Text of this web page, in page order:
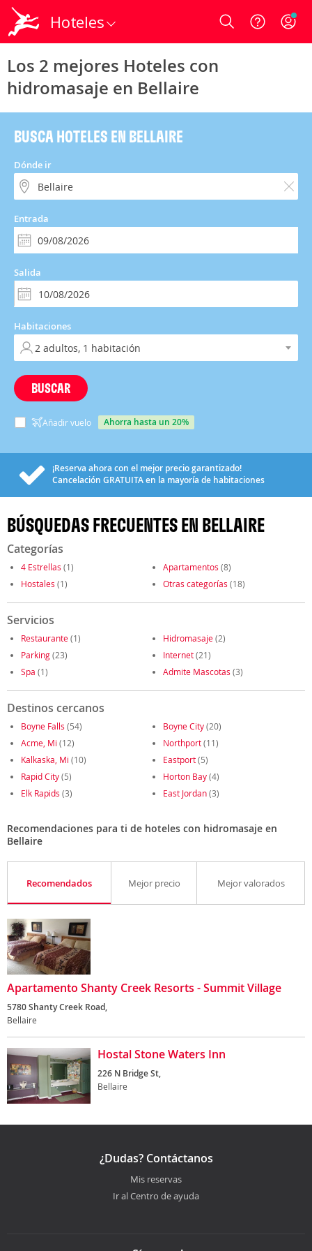
Hoteles Login
Los 2 mejores Hoteles con
hidromasaje en Bellaire
BUSCA HOTELES EN BELLAIRE
Dónde ir
Entrada
Salida
Habitaciones
BUSCAR
Añadir vuelo ahorra hasta un 20%
¡Reserva ahora con el mejor precio garantizado!
Cancelación GRATUITAen la mayoría de habitaciones
BÚSQUEDAS FRECUENTES EN BELLAIRE
Categorías
4 Estrellas (1) Apartamentos (8)
Hostales (1) Otras categorías (18)
Servicios
Restaurante(1) Hidromasaje(2)
Parking(23) Internet(21)
Spa (1) Admite Mascotas (3)
Destinos cercanos
Boyne Falls (54) Boyne City(20)
Acme, Mi (12) Northport(11)
Kalkaska, Mi (10) Eastport(5)
Rapid City(5) Horton Bay(4)
Elk Rapids (3) East Jordan(3)
Recomendaciones para ti de hoteles con hidromasaje en
Bellaire
Recomendados Mejor precio Mejor valorados
Apartamento Shanty Creek Resorts - Summit Village
5780 Shanty Creek Road,
Bellaire
Hostal Stone Waters Inn
226 N Bridge St,
Bellaire
¿Dudas? Contáctanos
Mis reservas
Ir al Centro de ayuda